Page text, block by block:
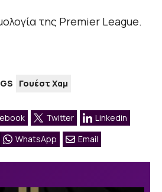
της Premier League.
Γουέστ Χαμ
Twitter
Linkedin
WhatsApp Email